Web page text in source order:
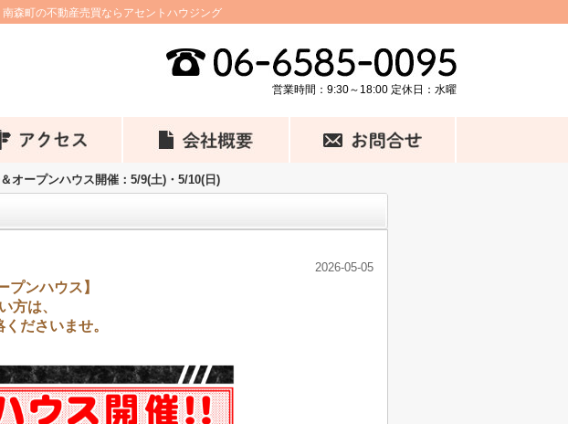
森町の不動産売買ならアセントハウジング
営業時間：9:30～18:00 定休日：水曜
オープンハウス開催：5/9(土)・5/10(日)
2026-05-05
プンハウス】
方は、
ださいませ。